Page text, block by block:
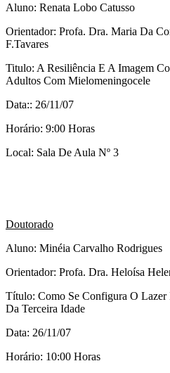
Aluno: Renata Lobo Catusso
Orientador: Profa. Dra. Maria Da
F.Tavares
Titulo: A Resiliência E A Imagem
Adultos Com Mielomeningocele
Data:: 26/11/07
Horário: 9:00 Horas
Local: Sala De Aula Nº 3
Doutorado
Aluno: Minéia Carvalho Rodrigues
Orientador: Profa. Dra. Heloísa
Título: Como Se Configura O Lazer
Da Terceira Idade
Data: 26/11/07
Horário: 10:00 Horas